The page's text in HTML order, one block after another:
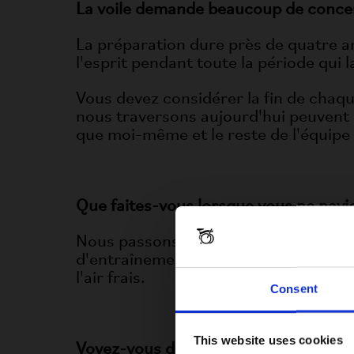
Consent
This website uses cookies
La voile demande beaucoup de
La préparation dure près de quatre
l'esprit pendant toute la période qui
Vous devez considérer la fin de
nous traversons aujourd'hui
que moi-même et le reste de
Que faites-vous lorsque vous ne
Nous passons beaucoup de temps
d'entraînement à l'extérieur sur nos
l'air frais.
Voyez-vous des similarités entre le